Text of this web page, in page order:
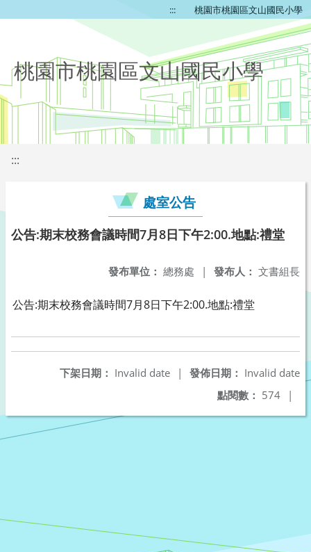
::: 桃園市桃園區文山國民小學
桃園市桃園區文山國民小學
:::
處室公告
公告:期末校務會議時間7月8日下午2:00.地點:禮堂
發布人： 文書組長
發布單位： 總務處 |
公告:期末校務會議時間7月8日下午2:00.地點:禮堂
發佈日期： Invalid date
下架日期： Invalid date
|
點閱數： 574 |